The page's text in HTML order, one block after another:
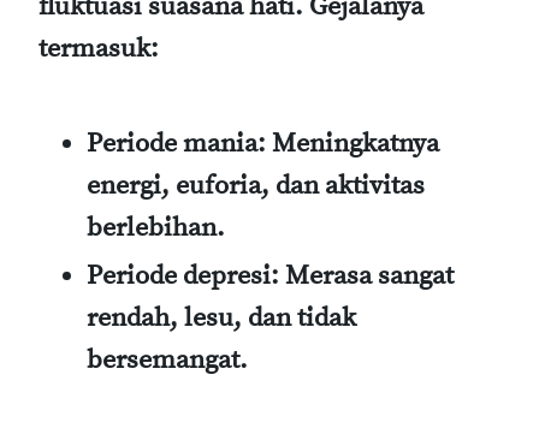
termasuk:
Periode mania: Meningkatnya
energi, euforia, dan aktivitas
berlebihan.
Periode depresi: Merasa sangat
rendah, lesu, dan tidak
bersemangat.